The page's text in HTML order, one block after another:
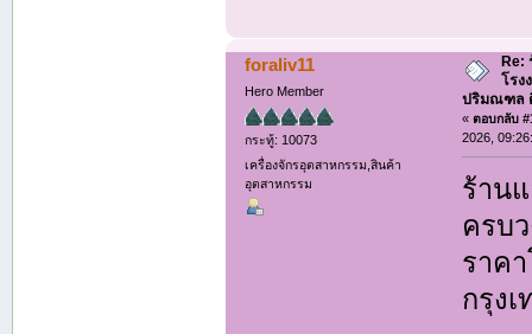
foraliv11
Hero Member
กระทู้: 10073
เครื่องจักรอุตสาหกรรม,สินค้า
อุตสาหกรรม
Re:
โรง
ปริมณฑล
«ตอบกลับ
2026,
ร้าน
ครบ
ราค
กรุง